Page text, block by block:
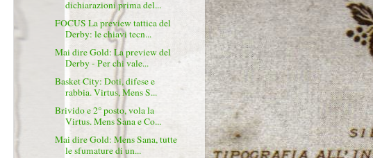
dichiarazioni prima del...
FOCUS La preview tattica del
Derby: le chiavi tecn...
Mai dire Gold: La preview del
Derby - Per chi vale...
Basket City: Doti, difese e
rabbia. Virtus, Mens S...
Brivido e 2° posto, vola la
Virtus. Mens Sana e Co...
Mai dire Gold: Mens Sana, tutte
le sfumature di un...